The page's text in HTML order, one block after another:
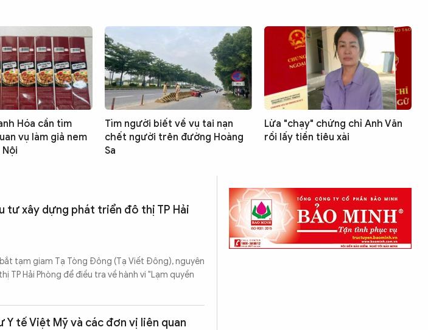
Hóa cần tìm
vụ làm giả nem
Nội
Tìm người biết về vụ tai nạn
chết người trên đường Hoàng
Sa
Lừa "chạy" chứng chỉ Anh Văn
rồi lấy tiền tiêu xài
tư xây dựng phát triển đô thị TP Hải
tạm giam Tạ Tòng Đông (Tạ Viết Đông), nguyên
Hải Phòng để điều tra về hành vi "Lạm quyền
tế Việt Mỹ và các đơn vị liên quan